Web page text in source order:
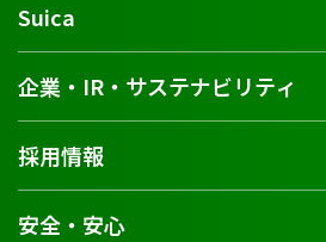
Suica
企業・IR・サステナビリティ
採用情報
安全・安心